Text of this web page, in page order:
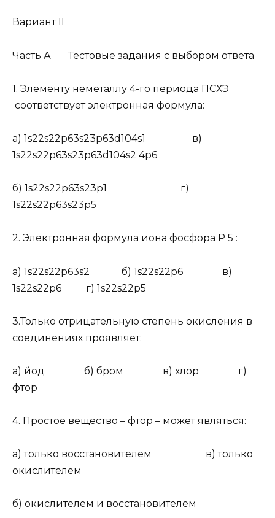
Вариант II
Часть А Тестовые задания с выбором ответа
1. Элементу неметаллу 4-го периода ПСХЭ
соответствует электронная формула:
а) 1s22s22p63s23p63d104s1
в)
1s22s22p63s23p63d104s2 4p6
б) 1s22s22p63s23p1
г)
1s22s22p63s23p5
2. Электронная формула иона фосфора P 5 :
а) 1s22s22p63s2 б) 1s22s22p6 в)
1s22s22p6 г) 1s22s22p5
3.Только отрицательную степень окисления в
соединениях проявляет:
а) йод б) бром в) хлор г)
фтор
4. Простое вещество – фтор – может являться:
а) только восстановителем в) только
окислителем
б) окислителем и восстановителем